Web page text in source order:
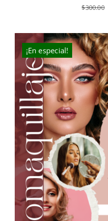
$300.00
¡En especial!